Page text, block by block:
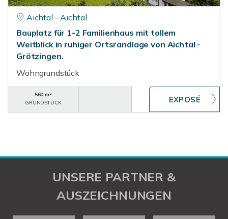
Aichtal - Aichtal
Bauplatz für 1-2 Familienhaus mit tollem
Weitblick in ruhiger Ortsrandlage von Aichtal -
Grötzingen.
Wohngrundstück
560 m²
GRUNDSTÜCK
UNSERE PARTNER &
AUSZEICHNUNGEN